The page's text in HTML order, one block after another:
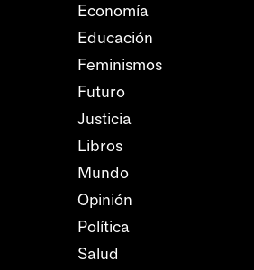
Economía
Educación
Feminismos
Futuro
Justicia
Libros
Mundo
Opinión
Política
Salud